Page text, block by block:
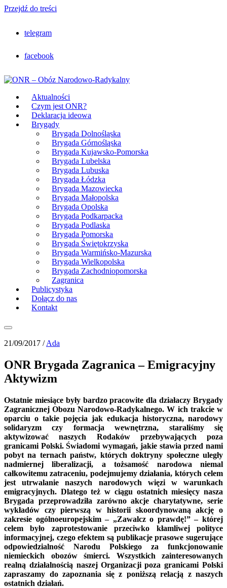
Przejdź do treści
telegram
facebook
Aktualności
Czym jest ONR?
Deklaracja ideowa
Brygady
Brygada Dolnośląska
Brygada Górnośląska
Brygada Kujawsko-Pomorska
Brygada Lubelska
Brygada Lubuska
Brygada Łódzka
Brygada Mazowiecka
Brygada Małopolska
Brygada Opolska
Brygada Podkarpacka
Brygada Podlaska
Brygada Pomorska
Brygada Świętokrzyska
Brygada Warmińsko-Mazurska
Brygada Wielkopolska
Brygada Zachodniopomorska
Zagranica
Publicystyka
Dołącz do nas
Kontakt
21/09/2017 /Ada
ONR Brygada Zagranica – Emigracyjny
Aktywizm
Ostatnie miesiące były bardzo pracowite dla działaczy Brygady
Zagranicznej Obozu Narodowo-Radykalnego. W ich trakcie w
oparciu o takie pojęcia jak edukacja historyczna, narodowy
solidaryzm czy formacja wewnętrzna, staraliśmy się
aktywizować naszych Rodaków przebywających poza
granicami Polski. Świadomi wymagań, jakie stawia przed nami
pobyt na ternach państw, których doktryny społeczne uległy
nadmiernej liberalizacji, a tożsamość narodowa niemal
całkowitemu zatraceniu, podejmujemy działania, których celem
jest utrwalanie naszych narodowych więzi w warunkach
emigracyjnych. Dlatego też w ciągu ostatnich miesięcy nasza
Brygada przeprowadziła zarówno akcje charytatywne, serie
wykładów czy pierwszą w historii skoordynowaną akcję o
zakresie ogólnoeuropejskim – „Zawalcz o prawdę!” – której
celem było zaprotestowanie przeciwko kłamliwej polityce
informacyjnej, czego efektem są publikacje prasowe sugerujące
odpowiedzialność Narodu Polskiego za funkcjonowanie
niemieckich obozów śmierci. Wszystkich zainteresowanych
realną działalnością naszej Organizacji poza granicami Polski
zapraszamy do zapoznania się z poniższą relacją z naszych
ostatnich działań.